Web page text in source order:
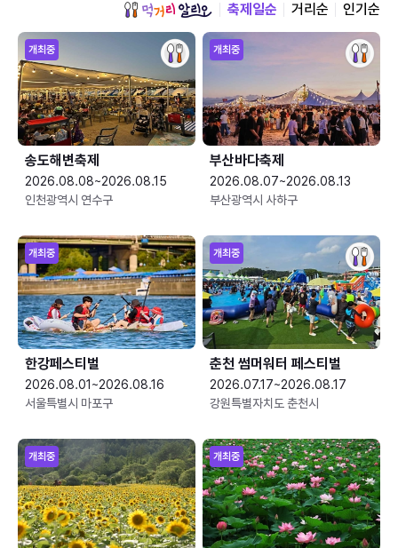
축제일순 거리순 인기순
개최중
송도해변축제
2026.08.08~2026.08.15
인천광역시 연수구
개최중
부산바다축제
2026.08.07~2026.08.13
부산광역시 사하구
개최중
한강페스티벌
2026.08.01~2026.08.16
서울특별시 마포구
개최중
춘천 썸머워터 페스티벌
2026.07.17~2026.08.17
강원특별자치도 춘천시
개최중 개최중